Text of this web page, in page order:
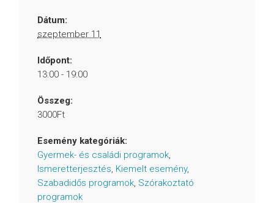
Dátum:
szeptember 11
Időpont:
13:00 - 19:00
Összeg:
3000Ft
Esemény kategóriák:
Gyermek- és családi programok,
Ismeretterjesztés, Kiemelt esemény,
Szabadidős programok, Szórakoztató
programok